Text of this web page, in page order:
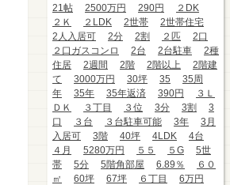
21帖
2500万円 290円
２DK
２Ｋ
２LDK 2世帯
2世帯住宅
2人入居可
2分 2割 ２匹
2口
２口ガスコンロ
2台 2台駐車
2種
住居
2週間 2階 2階以上
2階建
て
3000万円 30坪 35
35周
年
35年 35年返済 390円
３Ｌ
ＤＫ
３丁目 ３位 3分 3割
3
口
３台 ３台駐車可能 3年
3月
入居可
3階 40坪 4LDK
4台
４月
5280万円 ５５ ５G
5世
帯
5分 5階角部屋 6.89％
６０
㎡
60坪 67坪 ６丁目
6万円